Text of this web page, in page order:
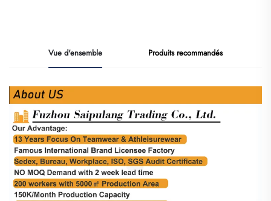
Vue d'ensemble Produits recommandés